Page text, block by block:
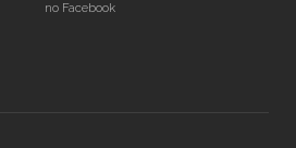
no Facebook